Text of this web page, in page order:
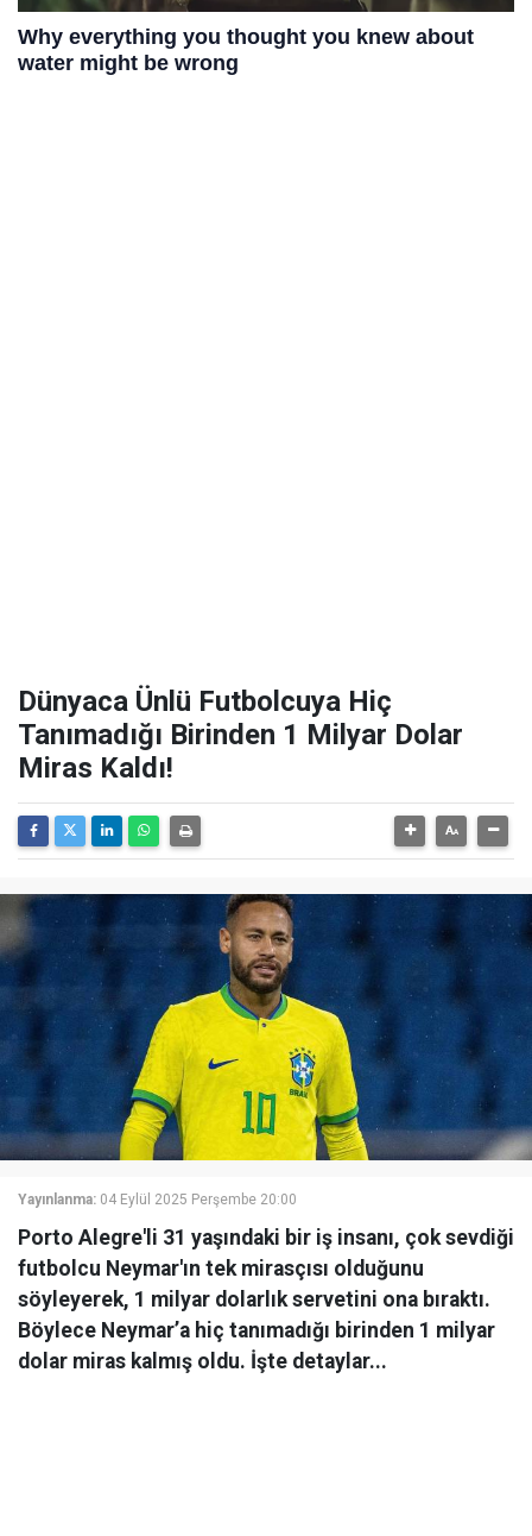
Dünyaca Ünlü Futbolcuya Hiç
Tanımadığı Birinden 1 Milyar Dolar
Miras Kaldı!
Yayınlanma: 04 Eylül 2025 Perşembe 20:00
Porto Alegre'li 31 yaşındaki bir iş insanı, çok sevdiği
futbolcu Neymar'ın tek mirasçısı olduğunu
söyleyerek, 1 milyar dolarlık servetini ona bıraktı.
Böylece Neymar’a hiç tanımadığı birinden 1 milyar
dolar miras kalmış oldu. İşte detaylar...